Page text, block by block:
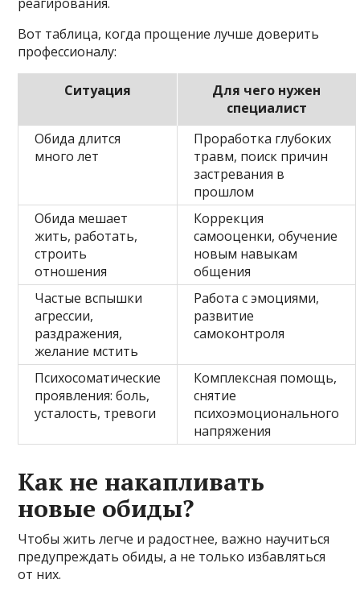
Вот таблица, когда прощение лучше доверить
профессионалу:
Ситуация
Для чего нужен
специалист
Обида длится
много лет
Проработка глубоких
травм, поиск причин
застревания в
прошлом
Обида мешает
жить, работать,
строить
отношения
Коррекция
самооценки, обучение
новым навыкам
общения
Частые вспышки
агрессии,
раздражения,
желание мстить
Работа с эмоциями,
развитие
самоконтроля
Психосоматические
проявления: боль,
усталость, тревоги
Комплексная помощь,
снятие
психоэмоционального
напряжения
Как не накапливать
новые обиды?
Чтобы жить легче и радостнее, важно научиться
предупреждать обиды, а не только избавляться
от них.